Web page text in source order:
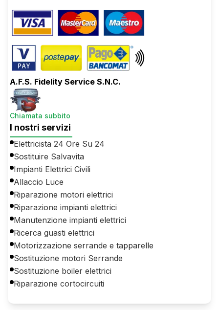
A.F.S. Fidelity Service S.N.C.
Chiamata subbito
I nostri servizi
Elettricista 24 Ore Su 24
Sostituire Salvavita
Impianti Elettrici Civili
Allaccio Luce
Riparazione motori elettrici
Riparazione impianti elettrici
Manutenzione impianti elettrici
Ricerca guasti elettrici
Motorizzazione serrande e tapparelle
Sostituzione motori Serrande
Sostituzione boiler elettrici
Riparazione cortocircuiti